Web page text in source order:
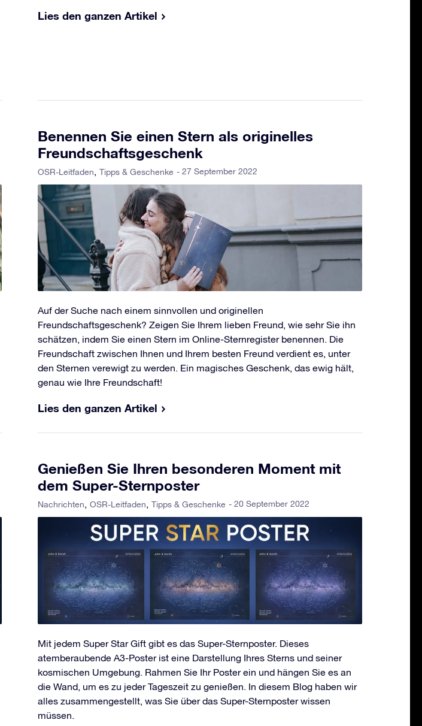
Lies den ganzen Artikel
Benennen Sie einen Stern als originelles
Freundschaftsgeschenk
OSR-Leitfaden Tipps & Geschenke - 27 September 2022
Auf der Suche nach einem sinnvollen und originellen
Freundschaftsgeschenk? Zeigen Sie Ihrem lieben Freund, wie sehr Sie ihn
schätzen, indem Sie einen Stern im Online-Sternregister benennen. Die
Freundschaft zwischen Ihnen und Ihrem besten Freund verdient es, unter
den Sternen verewigt zu werden. Ein magisches Geschenk, das ewig hält,
genau wie Ihre Freundschaft!
Lies den ganzen Artikel
Genießen Sie Ihren besonderen Moment mit
dem Super-Sternposter
Nachrichten OSR-Leitfaden Tipps & Geschenke - 20 September 2022
Mit jedem Super Star Gift gibt es das Super-Sternposter. Dieses
atemberaubende A3-Poster ist eine Darstellung Ihres Sterns und seiner
kosmischen Umgebung. Rahmen Sie Ihr Poster ein und hängen Sie es an
die Wand, um es zu jeder Tageszeit zu genießen. In diesem Blog haben wir
alles zusammengestellt, was Sie über das Super-Sternposter wissen
müssen.